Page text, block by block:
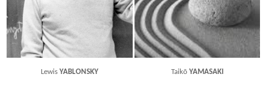
LewisYABLONSKY Taikō YAMASAKI